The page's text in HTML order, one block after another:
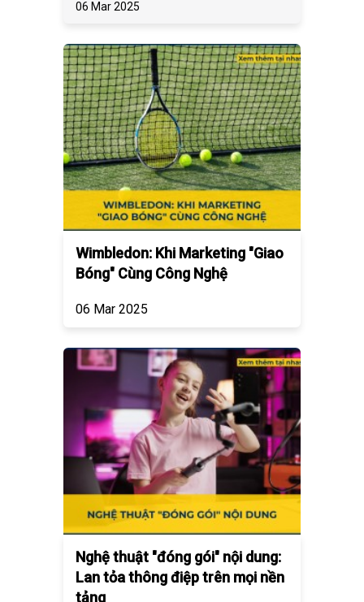
06 Mar 2025
Wimbledon: Khi Marketing "Giao
Bóng" Cùng Công Nghệ
06 Mar 2025
Nghệ thuật "đóng gói" nội dung:
Lan tỏa thông điệp trên mọi nền
tảng